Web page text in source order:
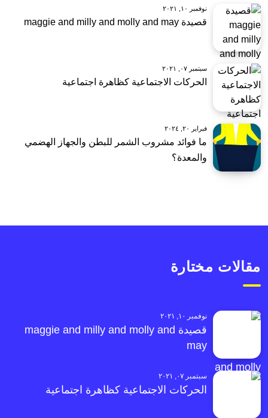
نوفمبر ١٠, ٢٠٢١
قصيدة maggie and milly and molly and may
سبتمبر ٠٧, ٢٠٢١
الحركات الاجتماعية كظاهرة اجتماعية
فبراير ٢٠, ٢٠٢٤
ما فوائد مشروب الشمر للبطن والجهاز الهضمي
والمعدة؟
مقالات مختارة
نوفمبر ١٠, ٢٠٢١
قصيدة maggie and milly and molly and
may
سبتمبر ٠٧, ٢٠٢١
الحركات الاجتماعية كظاهرة اجتماعية